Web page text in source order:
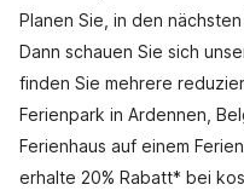
Planen Sie, in den
Dann schauen Sie sich
finden Sie mehrere
Ferienpark in Ardennen,
Ferienhaus auf einem
erhalte 20% Rabatt* bei